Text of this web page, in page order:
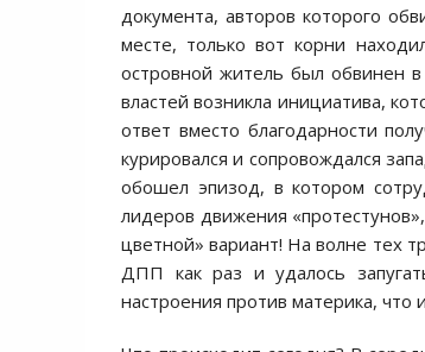
документа, авторов которого
месте, только вот корни
островной житель был обвинен
властей возникла инициатива,
ответ вместо благодарности
курировался и сопровождался
обошел эпизод, в котором
лидеров движения
цветной» вариант! На волне тех
ДПП как раз и удалось
настроения против материка, что